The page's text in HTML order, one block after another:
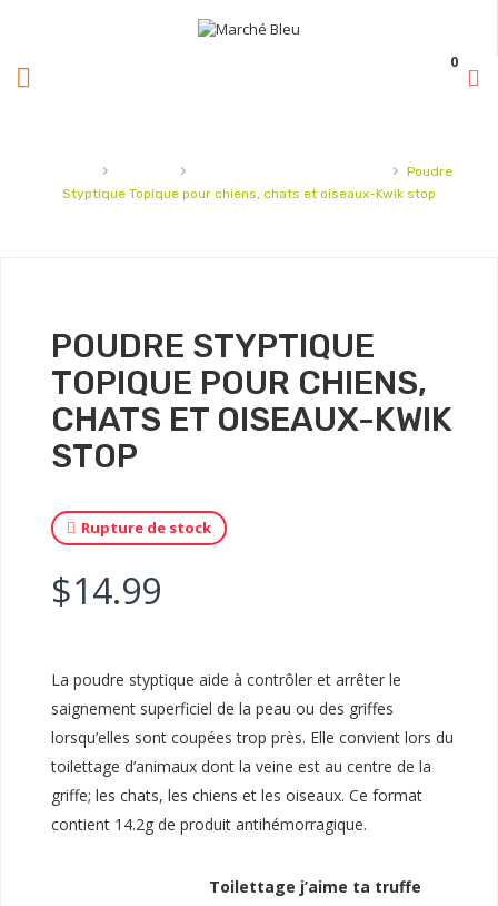
0
› › ›
Poudre
Styptique Topique pour chiens, chats et oiseaux-Kwik stop
POUDRE STYPTIQUE
TOPIQUE POUR CHIENS,
CHATS ET OISEAUX-KWIK
STOP
Rupture de stock
$14.99
La poudre styptique aide à contrôler et arrêter le
saignement superficiel de la peau ou des griffes
lorsqu’elles sont coupées trop près. Elle convient lors du
toilettage d’animaux dont la veine est au centre de la
griffe; les chats, les chiens et les oiseaux. Ce format
contient 14.2g de produit antihémorragique.
Toilettage j’aime ta truffe